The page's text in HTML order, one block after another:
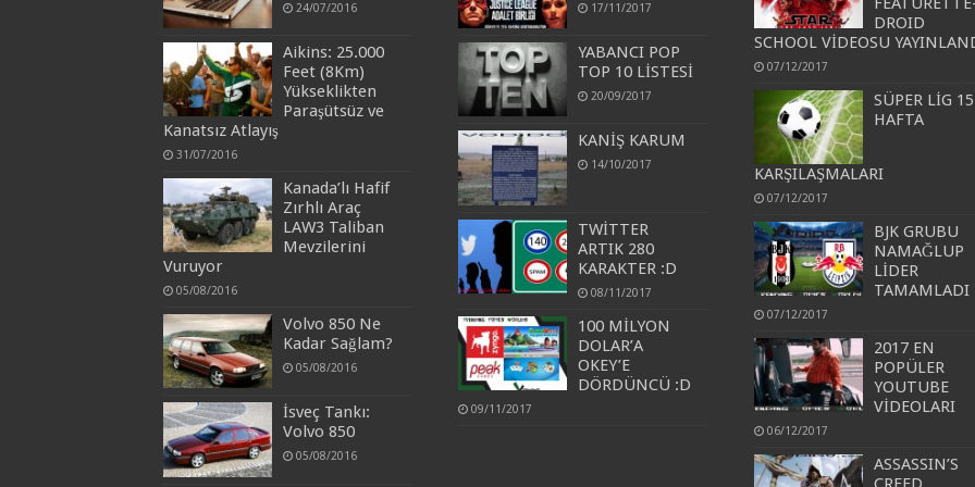
24/07/2016
Aikins: 25.000
Feet (8Km)
Yükseklikten
Paraşütsüz ve
Kanatsız Atlayış
31/07/2016
Kanada’lı Hafif
Zırhlı Araç
LAW3 Taliban
Mevzilerini
Vuruyor
05/08/2016
Volvo 850 Ne
Kadar Sağlam?
05/08/2016
İsveç Tankı:
Volvo 850
05/08/2016
17/11/2017
YABANCI POP
TOP 10 LİSTESİ
20/09/2017
KANİŞ KARUM
14/10/2017
TWİTTER
ARTIK 280
KARAKTER :D
08/11/2017
100 MİLYON
DOLAR’A
OKEY’E
DÖRDÜNCÜ :D
09/11/2017
DROID
SCHOOL VİDEOSU
07/12/2017
SÜPER LİG
HAFTA
KARŞILAŞMALARI
07/12/2017
BJK GRUBU
NAMAĞLUP
LİDER
TAMAMLADI
07/12/2017
2017 EN
POPÜLER
YOUTUBE
VİDEOLARI
06/12/2017
ASSASSIN’S